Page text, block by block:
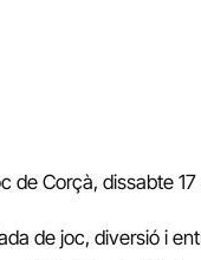
de Corçà, dissabte
de joc, diversió i